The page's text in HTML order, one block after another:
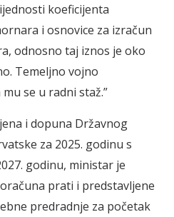
koeficijenta
i osnovice za izračun
odnosno taj iznos je oko
Temeljno vojno
se u radni staž.”
i dopuna Državnog
za 2025. godinu s
godinu, ministar je
prati i predstavljene
predradnje za početak